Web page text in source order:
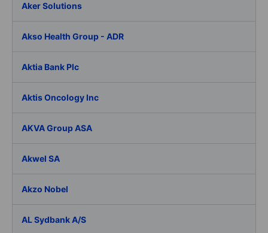
Aker Solutions
Akso Health Group - ADR
Aktia Bank Plc
Aktis Oncology Inc
AKVA Group ASA
Akwel SA
Akzo Nobel
AL Sydbank A/S